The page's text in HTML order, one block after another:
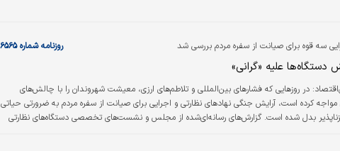
سه قوه برای صیانت از سفره مردم بررسی شد روزنامه شماره ۶۵۶۵
دستگاه‌ها علیه «گرانی‌»
در روزهایی که فشارهای بین‌المللی و تلاطم‌های ارزی، معیشت شهروندان را با چالش‌های
کرده است، آرایش جنگی نهادهای نظارتی و اجرایی برای صیانت از سفره مردم به ضرورتی حیاتی
بدل شده است. گزارش‌های رسانه‌ای‌شده از مجلس و نشست‌های تخصصی دستگاه‌های نظارتی